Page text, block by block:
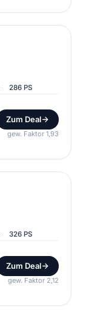
286 PS
Zum Deal
gew. Faktor 1,93
326 PS
Zum Deal
gew. Faktor 2,12